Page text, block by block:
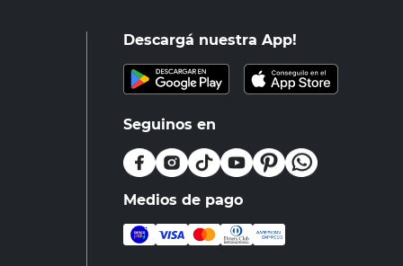
Descargá nuestra App!
Seguinos en
Medios de pago